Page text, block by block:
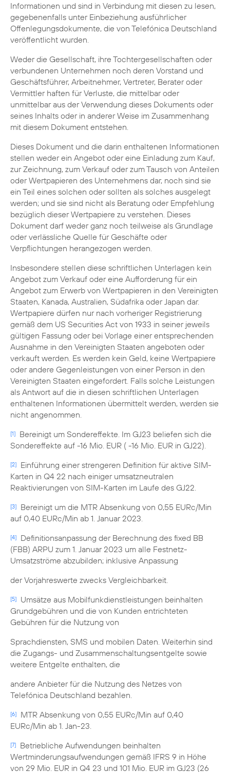
Informationen und sind in Verbindung mit diesen zu lesen,
gegebenenfalls unter Einbeziehung ausführlicher
Offenlegungsdokumente, die von Telefónica Deutschland
veröffentlicht wurden.
Weder die Gesellschaft, ihre Tochtergesellschaften oder
verbundenen Unternehmen noch deren Vorstand und
Geschäftsführer, Arbeitnehmer, Vertreter, Berater oder
Vermittler haften für Verluste, die mittelbar oder
unmittelbar aus der Verwendung dieses Dokuments oder
seines Inhalts oder in anderer Weise im Zusammenhang
mit diesem Dokument entstehen.
Dieses Dokument und die darin enthaltenen Informationen
stellen weder ein Angebot oder eine Einladung zum Kauf,
zur Zeichnung, zum Verkauf oder zum Tausch von Anteilen
oder Wertpapieren des Unternehmens dar, noch sind sie
ein Teil eines solchen oder sollten als solches ausgelegt
werden; und sie sind nicht als Beratung oder Empfehlung
bezüglich dieser Wertpapiere zu verstehen. Dieses
Dokument darf weder ganz noch teilweise als Grundlage
oder verlässliche Quelle für Geschäfte oder
Verpflichtungen herangezogen werden.
Insbesondere stellen diese schriftlichen Unterlagen kein
Angebot zum Verkauf oder eine Aufforderung für ein
Angebot zum Erwerb von Wertpapieren in den Vereinigten
Staaten, Kanada, Australien, Südafrika oder Japan dar.
Wertpapiere dürfen nur nach vorheriger Registrierung
gemäß dem US Securities Act von 1933 in seiner jeweils
gültigen Fassung oder bei Vorlage einer entsprechenden
Ausnahme in den Vereinigten Staaten angeboten oder
verkauft werden. Es werden kein Geld, keine Wertpapiere
oder andere Gegenleistungen von einer Person in den
Vereinigten Staaten eingefordert. Falls solche Leistungen
als Antwort auf die in diesen schriftlichen Unterlagen
enthaltenen Informationen übermittelt werden, werden sie
nicht angenommen.
[1]
Bereinigt um Sondereffekte. Im GJ23 beliefen sich die
Sondereffekte auf -16 Mio. EUR ( -16 Mio. EUR in GJ22).
[2]
Einführung einer strengeren Definition für aktive SIM-
Karten in Q4 22 nach einiger umsatzneutralen
Reaktivierungen von SIM-Karten im Laufe des GJ22.
[3]
Bereinigt um die MTR Absenkung von 0,55 EURc/Min
auf 0,40 EURc/Min ab 1. Januar 2023.
[4]
Definitionsanpassung der Berechnung des fixed BB
(FBB) ARPU zum 1. Januar 2023 um alle Festnetz-
Umsatzströme abzubilden; inklusive Anpassung
der Vorjahreswerte zwecks Vergleichbarkeit.
[5]
Umsätze aus Mobilfunkdienstleistungen beinhalten
Grundgebühren und die von Kunden entrichteten
Gebühren für die Nutzung von
Sprachdiensten, SMS und mobilen Daten. Weiterhin sind
die Zugangs- und Zusammenschaltungsentgelte sowie
weitere Entgelte enthalten, die
andere Anbieter für die Nutzung des Netzes von
Telefónica Deutschland bezahlen.
[6]
MTR Absenkung von 0,55 EURc/Min auf 0,40
EURc/Min ab 1. Jan-23.
[7]
Betriebliche Aufwendungen beinhalten
Wertminderungsaufwendungen gemäß IFRS 9 in Höhe
von 29 Mio. EUR in Q4 23 und 101 Mio. EUR im GJ23 (26